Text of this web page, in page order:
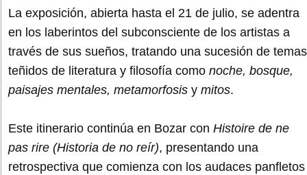
La exposición, abierta hasta el 21 de julio, se adentra
en los laberintos del subconsciente de los artistas a
través de sus sueños, tratando una sucesión de temas
teñidos de literatura y filosofía como noche, bosque,
paisajes mentales, metamorfosis y mitos.
Este itinerario continúa en Bozar con Histoire de ne
pas rire (Historia de no reír), presentando una
retrospectiva que comienza con los audaces panfletos